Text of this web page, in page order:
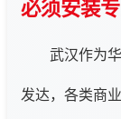
必须安装
武汉作为
发达，各类商